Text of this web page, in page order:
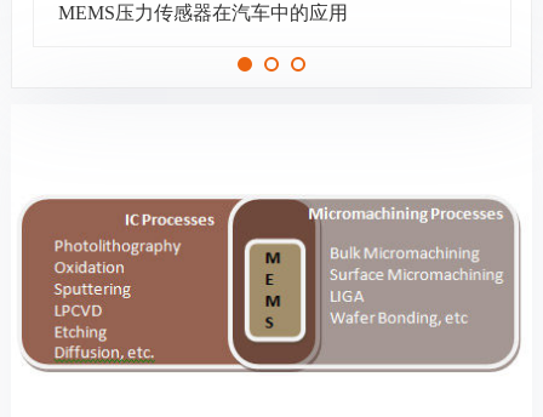
MEMS压力传感器在汽车中的应用